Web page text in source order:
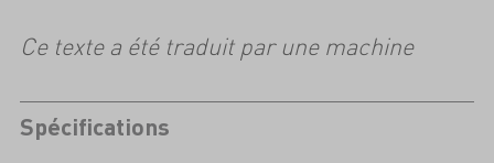
Ce texte a été traduit par une machine
Spécifications